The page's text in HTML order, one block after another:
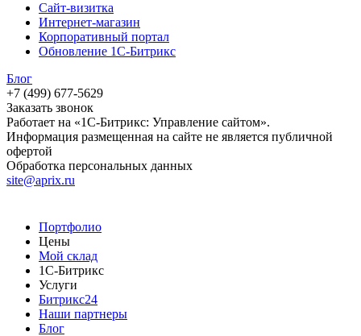
Сайт-визитка
Интернет-магазин
Корпоративный портал
Обновление 1С-Битрикс
Блог
+7 (499) 677-5629
Заказать звонок
Работает на «1С-Битрикс: Управление сайтом».
Информация размещенная на сайте не является публичной
офертой
Обработка персональных данных
site@aprix.ru
Портфолио
Цены
Мой склад
1С-Битрикс
Услуги
Битрикс24
Наши партнеры
Блог